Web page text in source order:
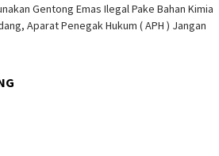
Gentong Emas Ilegal Pake Bahan Kimia
Aparat Penegak Hukum ( APH ) Jangan